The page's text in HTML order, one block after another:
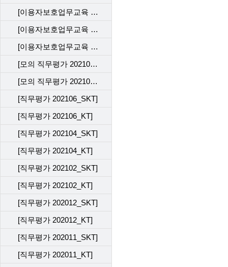
[이용자보호업무교육 사후관리 직무평가 202202_KT]
[이용자보호업무교육 사후관리 직무평가 202112_SKT]
[이용자보호업무교육 사후관리 직무평가 202112_KT]
[모의 직무평가 202109_SKT]
[모의 직무평가 202109_KT]
[직무평가 202106_SKT]
[직무평가 202106_KT]
[직무평가 202104_SKT]
[직무평가 202104_KT]
[직무평가 202102_SKT]
[직무평가 202102_KT]
[직무평가 202012_SKT]
[직무평가 202012_KT]
[직무평가 202011_SKT]
[직무평가 202011_KT]